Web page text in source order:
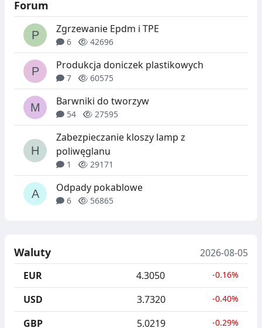
Forum
Zgrzewanie Epdm i TPE
6 42696
Produkcja doniczek plastikowych
7 60575
Barwniki do tworzyw
54 27595
Zabezpieczanie kloszy lamp z
poliwęglanu
1 29171
Odpady pokablowe
6 56865
Waluty
2026-08-05
EUR
4.3050 -0.16%
USD 3.7320 -0.40%
GBP 5.0219 -0.29%